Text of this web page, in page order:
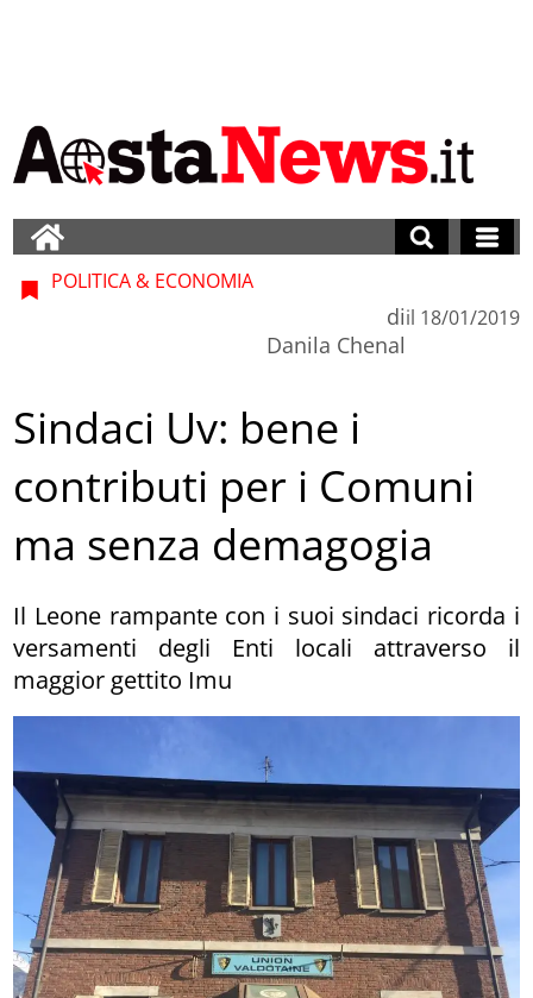
POLITICA & ECONOMIA
di
Danila Chenal
il 18/01/2019
Sindaci Uv: bene i
contributi per i Comuni
ma senza demagogia
Il Leone rampante con i suoi sindaci ricorda i
versamenti degli Enti locali attraverso il
maggior gettito Imu